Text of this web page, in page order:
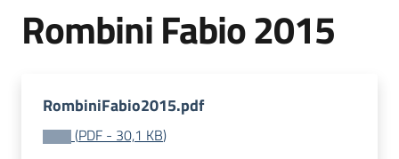
Rombini Fabio 2015
RombiniFabio2015.pdf
(PDF - 30,1 KB)